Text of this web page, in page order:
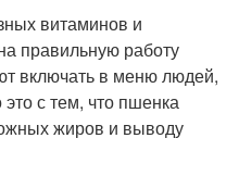
витаминов и
правильную работу
включать в меню людей,
с тем, что пшенка
жиров и выводу